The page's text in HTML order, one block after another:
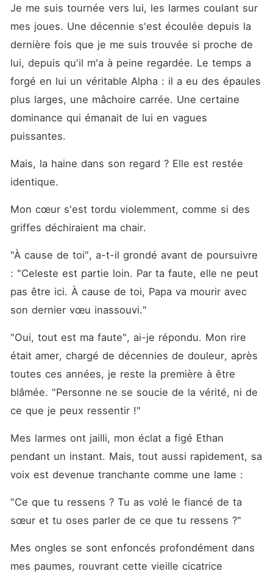
Je me suis tournée vers lui, les larmes coulant sur
mes joues. Une décennie s'est écoulée depuis la
dernière fois que je me suis trouvée si proche de
lui, depuis qu'il m'a à peine regardée. Le temps a
forgé en lui un véritable Alpha : il a eu des épaules
plus larges, une mâchoire carrée. Une certaine
dominance qui émanait de lui en vagues
puissantes.
Mais, la haine dans son regard ? Elle est restée
identique.
Mon cœur s'est tordu violemment, comme si des
griffes déchiraient ma chair.
"À cause de toi", a-t-il grondé avant de poursuivre
: "Celeste est partie loin. Par ta faute, elle ne peut
pas être ici. À cause de toi, Papa va mourir avec
son dernier vœu inassouvi."
"Oui, tout est ma faute", ai-je répondu. Mon rire
était amer, chargé de décennies de douleur, après
toutes ces années, je reste la première à être
blâmée. "Personne ne se soucie de la vérité, ni de
ce que je peux ressentir !"
Mes larmes ont jailli, mon éclat a figé Ethan
pendant un instant. Mais, tout aussi rapidement, sa
voix est devenue tranchante comme une lame :
"Ce que tu ressens ? Tu as volé le fiancé de ta
sœur et tu oses parler de ce que tu ressens ?"
Mes ongles se sont enfoncés profondément dans
mes paumes, rouvrant cette vieille cicatrice